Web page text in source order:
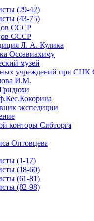
(29-42)
(43-75)
СССР
СССР
Л. А. Кулика
Осоавиахиму
музей
учреждений при
И.М.
экспедиции
конторы Сибторга
Оптовцева
(1-17)
(18-60)
(61-81)
(82-98)